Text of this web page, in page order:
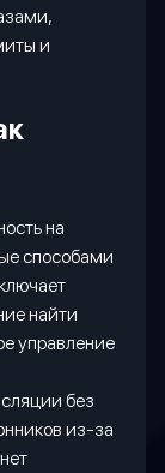
и
на
способами
найти
управление
без
из-за